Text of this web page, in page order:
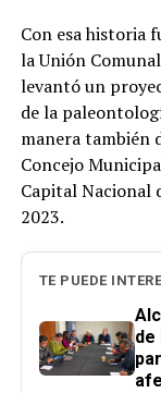
Con esa historia
la Unión
levantó un
de la
manera también
Concejo
Capital Nacional
2023.
TE PUEDE
de